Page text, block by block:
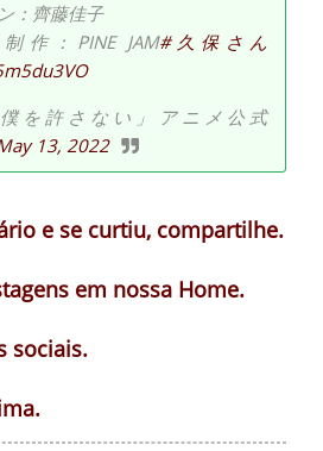
：齊藤佳子
作：PINE JAM#久保さん
を許さない」アニメ公式
13, 2022
e se curtiu, compartilhe.
em nossa Home.
sociais.